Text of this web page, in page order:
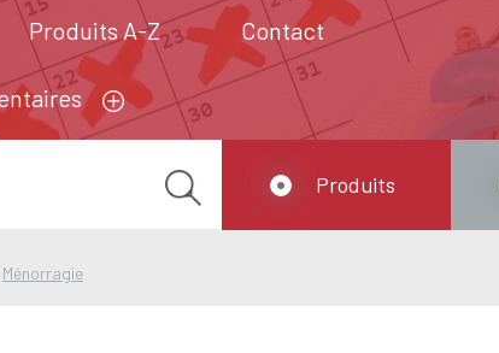
Produits A-Z Contact
Ménorragie
Produits